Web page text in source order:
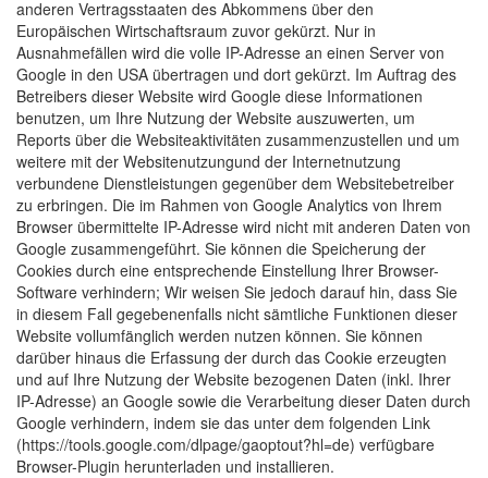
anderen Vertragsstaaten des Abkommens über den
Europäischen Wirtschaftsraum zuvor gekürzt. Nur in
Ausnahmefällen wird die volle IP-Adresse an einen Server von
Google in den USA übertragen und dort gekürzt. Im Auftrag des
Betreibers dieser Website wird Google diese Informationen
benutzen, um Ihre Nutzung der Website auszuwerten, um
Reports über die Websiteaktivitäten zusammenzustellen und um
weitere mit der Websitenutzungund der Internetnutzung
verbundene Dienstleistungen gegenüber dem Websitebetreiber
zu erbringen. Die im Rahmen von Google Analytics von Ihrem
Browser übermittelte IP-Adresse wird nicht mit anderen Daten von
Google zusammengeführt. Sie können die Speicherung der
Cookies durch eine entsprechende Einstellung Ihrer Browser-
Software verhindern; Wir weisen Sie jedoch darauf hin, dass Sie
in diesem Fall gegebenenfalls nicht sämtliche Funktionen dieser
Website vollumfänglich werden nutzen können. Sie können
darüber hinaus die Erfassung der durch das Cookie erzeugten
und auf Ihre Nutzung der Website bezogenen Daten (inkl. Ihrer
IP-Adresse) an Google sowie die Verarbeitung dieser Daten durch
Google verhindern, indem sie das unter dem folgenden Link
(https://tools.google.com/dlpage/gaoptout?hl=de) verfügbare
Browser-Plugin herunterladen und installieren.